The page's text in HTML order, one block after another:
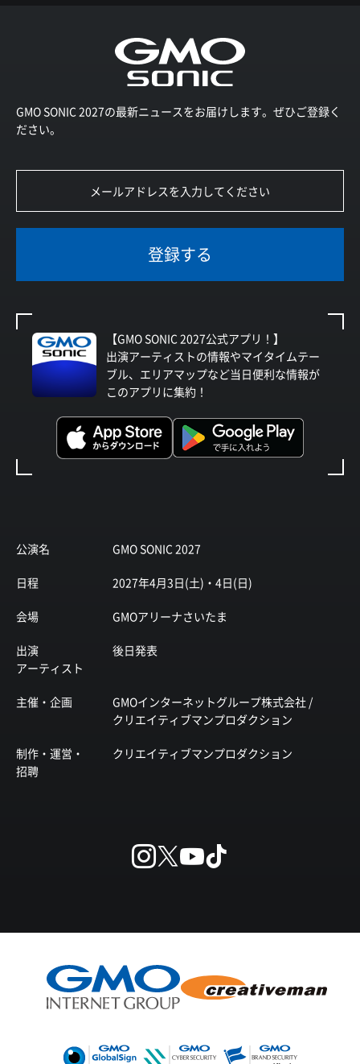
公演名 GMO SONIC 2027
日程 2027年4月3日(土)・4日(日)
会場 GMOアリーナさいたま
出演
アーティスト
後日発表
主催・企画
GMOインターネットグループ株式会社 /
クリエイティブマンプロダクション
制作・運営・
招聘
クリエイティブマンプロダクション
GMO SONIC 2027の最新ニュースをお届けします。ぜひご登録く
ださい。
登録する
【GMO SONIC 2027公式アプリ！】
出演アーティストの情報やマイタイムテー
ブル、エリアマップなど当日便利な情報が
このアプリに集約！